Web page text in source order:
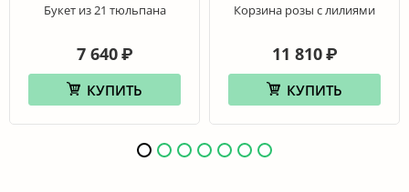
Букет из 21 тюльпана
7 640 ₽
КУПИТЬ
Корзина розы с лилиями
11 810 ₽
КУПИТЬ